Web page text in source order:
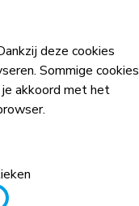
deze cookies
Sommige cookies
akkoord met het